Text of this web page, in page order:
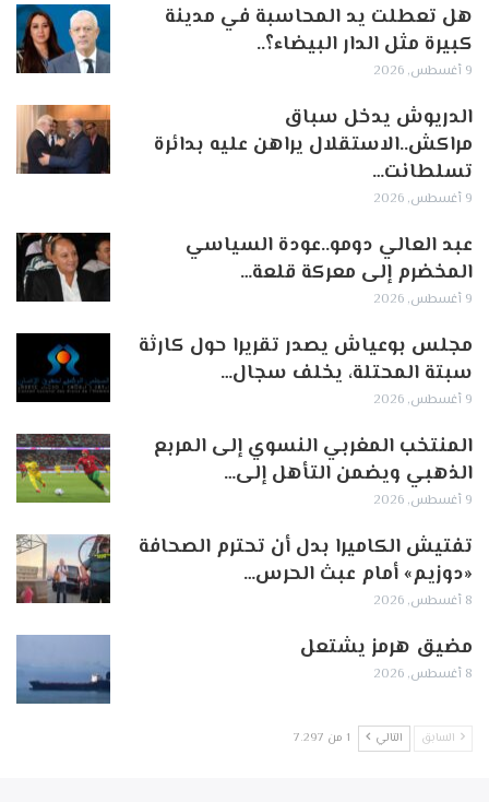
هل تعطلت يد المحاسبة في مدينة
كبيرة مثل الدار البيضاء؟..
9 أغسطس, 2026
الدريوش يدخل سباق
مراكش..الاستقلال يراهن عليه بدائرة
تسلطانت…
9 أغسطس, 2026
عبد العالي دومو..عودة السياسي
المخضرم إلى معركة قلعة…
9 أغسطس, 2026
مجلس بوعياش يصدر تقريرا حول كارثة
سبتة المحتلة، يخلف سجال…
9 أغسطس, 2026
المنتخب المغربي النسوي إلى المربع
الذهبي ويضمن التأهل إلى…
9 أغسطس, 2026
تفتيش الكاميرا بدل أن تحترم الصحافة
«دوزيم» أمام عبث الحرس…
8 أغسطس, 2026
مضيق هرمز يشتعل
8 أغسطس, 2026
السابق التالي 1 من 7٬297